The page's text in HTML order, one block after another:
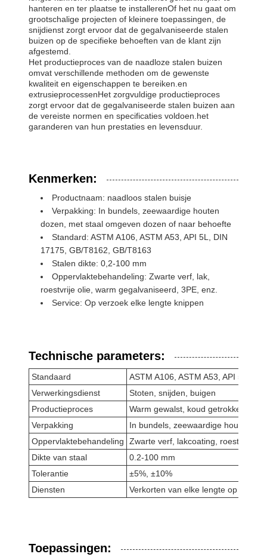
hanteren en ter plaatse te installerenOf het nu gaat om
grootschalige projecten of kleinere toepassingen, de
snijdienst zorgt ervoor dat de gegalvaniseerde stalen
buizen op de specifieke behoeften van de klant zijn
afgestemd.
Het productieproces van de naadloze stalen buizen
omvat verschillende methoden om de gewenste
kwaliteit en eigenschappen te bereiken.en
extrusieprocessenHet zorgvuldige productieproces
zorgt ervoor dat de gegalvaniseerde stalen buizen aan
de vereiste normen en specificaties voldoen.het
garanderen van hun prestaties en levensduur.
Kenmerken:
Productnaam: naadloos stalen buisje
Verpakking: In bundels, zeewaardige houten
dozen, met staal omgeven dozen of naar behoefte
Standard: ASTM A106, ASTM A53, API 5L, DIN
17175, GB/T8162, GB/T8163
Stalen dikte: 0,2-100 mm
Oppervlaktebehandeling: Zwarte verf, lak,
roestvrije olie, warm gegalvaniseerd, 3PE, enz.
Service: Op verzoek elke lengte knippen
Technische parameters:
Standaard
ASTM A106, ASTM A53, API 5L,
Verwerkingsdienst
Stoten, snijden, buigen
Productieproces
Warm gewalst, koud getrokken,
Verpakking
In bundels, zeewaardige houten
Oppervlaktebehandeling
Zwarte verf, lakcoating, roestvrije
Dikte van staal
0.2-100 mm
Tolerantie
±5%, ±10%
Diensten
Verkorten van elke lengte op
Toepassingen: